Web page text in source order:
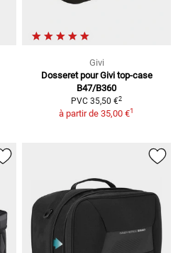
Givi
Dosseret pour Givi top-case
B47/B360
PVC 35,50 €2
à partir de 35,00 €1